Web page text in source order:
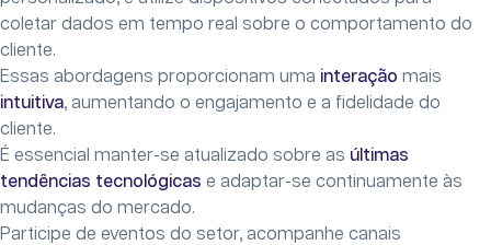
coletar dados em tempo real sobre o comportamento do
cliente.
Essas abordagens proporcionam uma interação mais
intuitiva, aumentando o engajamento e a fidelidade do
cliente.
É essencial manter-se atualizado sobre as últimas
tendências tecnológicas e adaptar-se continuamente às
mudanças do mercado.
Participe de eventos do setor, acompanhe canais